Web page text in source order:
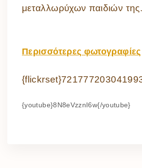
μεταλλωρύχων παιδιών της.
Περισσότερες φωτογραφίες
{youtube}8N8eVzznI6w{/youtube}